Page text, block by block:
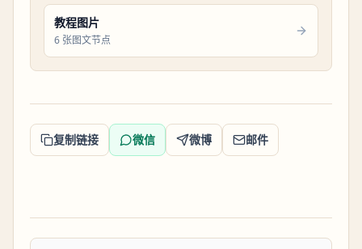
教程图片
6 张图文节点
复制链接 微信 微博 邮件